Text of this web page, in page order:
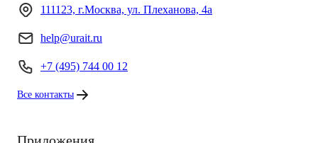
111123, г.Москва, ул. Плеханова, 4а
help@urait.ru
+7 (495) 744 00 12
Все контакты